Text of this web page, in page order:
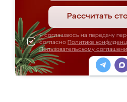
Рассчитать
Я соглашаюсь на передачу
согласно Политике
Пользовательскому